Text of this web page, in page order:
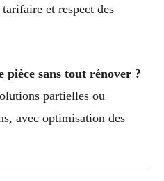
et respect des
pièce sans tout rénover ?
partielles ou
avec optimisation des